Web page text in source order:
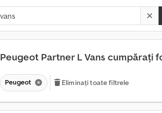
Peugeot Partner L Vans cumpărați
Peugeot Eliminați toate filtrele